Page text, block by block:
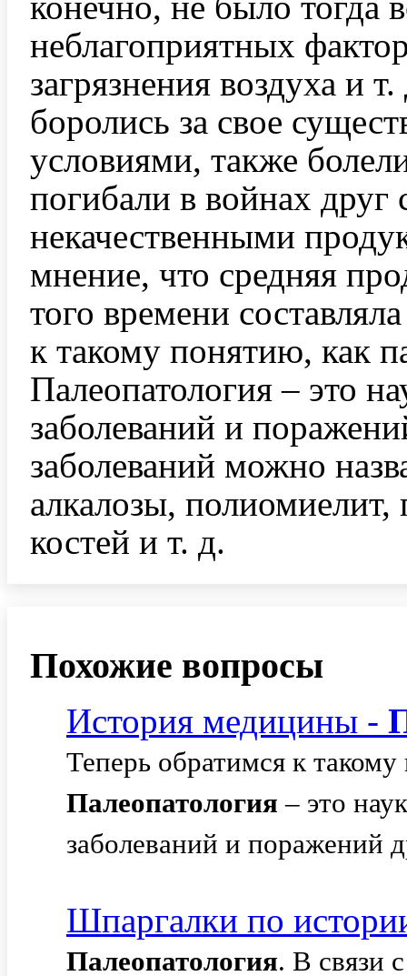
неблагоприятных
загрязнения воздуха и
боролись за свое
условиями, также
погибали в войнах друг
некачественными
мнение, что средняя
того времени
к такому понятию, как
Палеопатология – это
заболеваний и
заболеваний можно
алкалозы,
костей и т. д.
Похожие вопросы
История медицины -
Теперь обратимся к
Палеопатология – это
заболеваний и поражений
Шпаргалки по
Палеопатология. В связи